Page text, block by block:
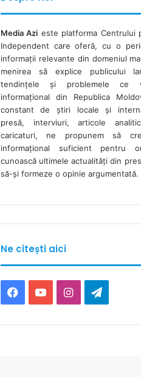
Media Azi este platforma Centrului
Independent care oferă, cu o
informații relevante din domeniul
menirea să explice publicului
tendințele și problemele ce
informațional din Republica
constant de ştiri locale şi
presă, interviuri, articole
caricaturi, ne propunem să
informaţional suficient pentru
cunoască ultimele actualităţi din
să-şi formeze o opinie argumentată.
Ne citești aici
F
Y
I
T